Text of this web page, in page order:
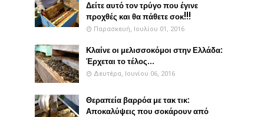
Δείτε αυτό τον τρύγο που έγινε
προχθές και θα πάθετε σοκ!!!
Παρασκευή, Ιουλίου 01, 2016
Κλαίνε οι μελισσοκόμοι στην Ελλάδα:
Έρχεται το τέλος...
Δευτέρα, Ιουνίου 06, 2016
Θεραπεία βαρρόα με τακ τικ:
Αποκαλύψεις που σοκάρουν από